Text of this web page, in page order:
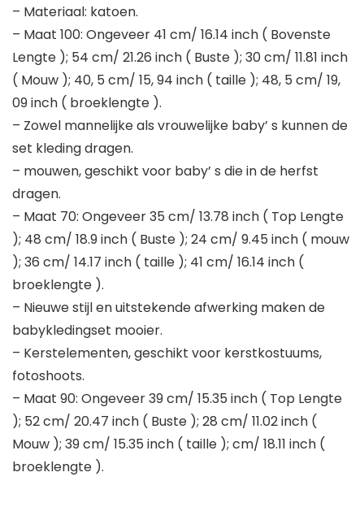
– Materiaal: katoen.
– Maat 100: Ongeveer 41 cm/ 16.14 inch ( Bovenste
Lengte ); 54 cm/ 21.26 inch ( Buste ); 30 cm/ 11.81 inch
( Mouw ); 40, 5 cm/ 15, 94 inch ( taille ); 48, 5 cm/ 19,
09 inch ( broeklengte ).
– Zowel mannelijke als vrouwelijke baby’ s kunnen de
set kleding dragen.
– mouwen, geschikt voor baby’ s die in de herfst
dragen.
– Maat 70: Ongeveer 35 cm/ 13.78 inch ( Top Lengte
); 48 cm/ 18.9 inch ( Buste ); 24 cm/ 9.45 inch ( mouw
); 36 cm/ 14.17 inch ( taille ); 41 cm/ 16.14 inch (
broeklengte ).
– Nieuwe stijl en uitstekende afwerking maken de
babykledingset mooier.
– Kerstelementen, geschikt voor kerstkostuums,
fotoshoots.
– Maat 90: Ongeveer 39 cm/ 15.35 inch ( Top Lengte
); 52 cm/ 20.47 inch ( Buste ); 28 cm/ 11.02 inch (
Mouw ); 39 cm/ 15.35 inch ( taille ); cm/ 18.11 inch (
broeklengte ).